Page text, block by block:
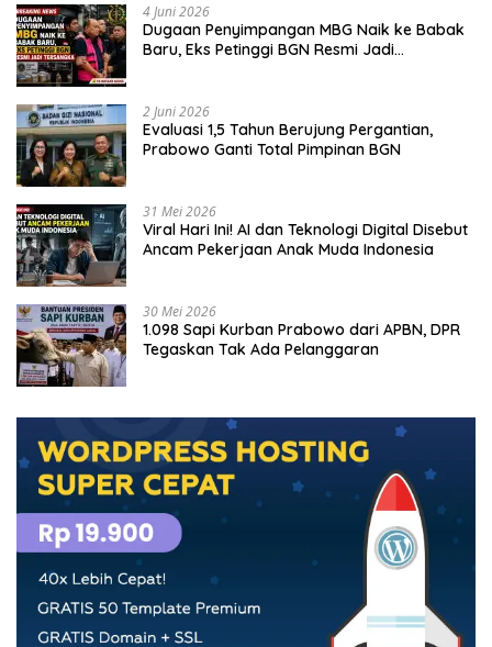
4 Juni 2026
Dugaan Penyimpangan MBG Naik ke Babak
Baru, Eks Petinggi BGN Resmi Jadi
2 Juni 2026
Evaluasi 1,5 Tahun Berujung Pergantian,
Prabowo Ganti Total Pimpinan BGN
31 Mei 2026
Viral Hari Ini! AI dan Teknologi Digital Disebut
Ancam Pekerjaan Anak Muda Indonesia
30 Mei 2026
1.098 Sapi Kurban Prabowo dari APBN, DPR
Tegaskan Tak Ada Pelanggaran